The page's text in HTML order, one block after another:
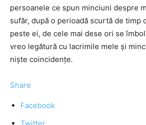
persoanele ce spun minciuni despre
sufăr, după o perioadă scurtă de timp
peste ei, de cele mai dese ori se
vreo legătură cu lacrimile mele și
niște coincidențe.
Share
Facebook